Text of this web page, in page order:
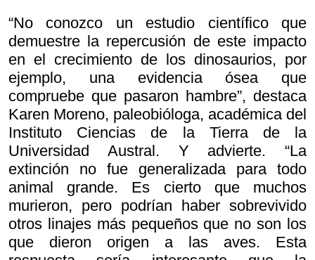
“No conozco un estudio científico que
demuestre la repercusión de este impacto
en el crecimiento de los dinosaurios, por
ejemplo, una evidencia ósea que
compruebe que pasaron hambre”, destaca
Karen Moreno, paleobióloga, académica del
Instituto Ciencias de la Tierra de la
Universidad Austral. Y advierte. “La
extinción no fue generalizada para todo
animal grande. Es cierto que muchos
murieron, pero podrían haber sobrevivido
otros linajes más pequeños que no son los
que dieron origen a las aves. Esta